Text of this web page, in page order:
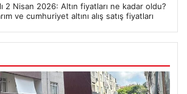
2 Nisan 2026: Altın fiyatları ne kadar oldu?
ve cumhuriyet altını alış satış fiyatları